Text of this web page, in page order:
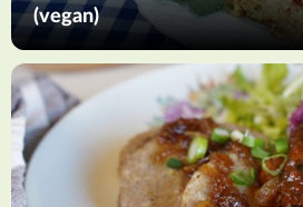
(vegan)